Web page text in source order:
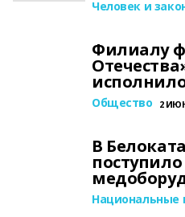
Человек и
Филиалу
Общество 2
В
Национальные